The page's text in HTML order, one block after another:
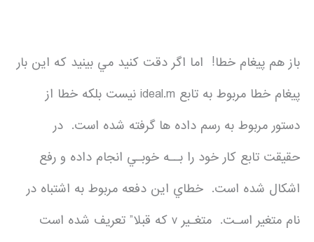
باز هم پيغام خطا! اما اگر دقت كنيد مي بينيد كه اين بار
پيغام خطا مربوط به تابع ideal.m نيست بلكه خطا از
دستور مربوط به رسم داده ها گرفته شده است. در
حقيقت تابع كار خود را بــه خوبـي انجام داده و رفع
اشكال شده است. خطاي اين دفعه مربوط به اشتباه در
نام متغير اسـت. متغـير v كه قبلا” تعريف شده است